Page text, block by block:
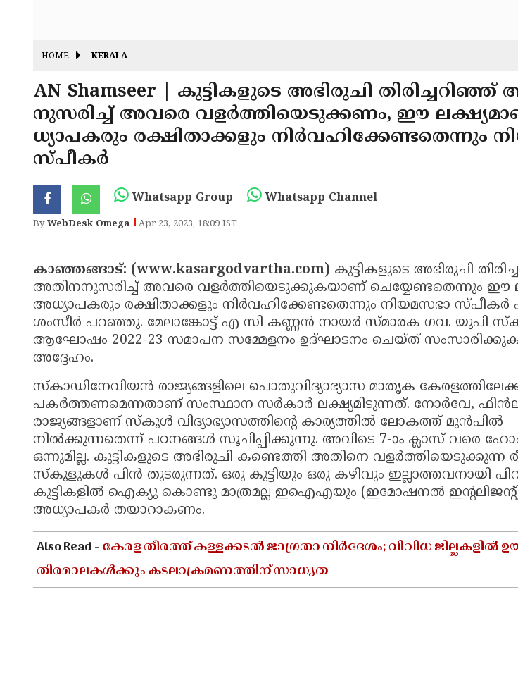
HOME KERALA
AN Shamseer | കുട്ടികളുടെ അഭിരുചി തിരിച്ചറിഞ്ഞ്
നുസരിച്ച് അവരെ വളര്‍ത്തിയെടുക്കണം, ഈ
ധ്യാപകരും രക്ഷിതാക്കളും നിര്‍വഹിക്കേണ്ടതെന്നും
സ്പീകര്‍
Whatsapp Group Whatsapp Channel
ByWebDesk Omega Apr 23, 2023, 18:09 IST
കാഞ്ഞങ്ങാട്: (www.kasargodvartha.com) കുട്ടികളുടെ അഭിരുചി
അതിനനുസരിച്ച് അവരെ വളര്‍ത്തിയെടുക്കുകയാണ് ചെയ്യേണ്ടതെന്നും ഈ
അധ്യാപകരും രക്ഷിതാക്കളും നിര്‍വഹിക്കേണ്ടതെന്നും നിയമസഭാ
ശംസീര്‍ പറഞ്ഞു. മേലാങ്കോട്ട് എ സി കണ്ണന്‍ നായര്‍ സ്മാരക ഗവ. യുപി
ആഘോഷം 2022-23 സമാപന സമ്മേളനം ഉദ്ഘാടനം ചെയ്ത്
അദ്ദേഹം.
സ്‌കാഡിനേവിയന്‍ രാജ്യങ്ങളിലെ പൊതുവിദ്യാഭ്യാസ മാതൃക
പകര്‍ത്തണമെന്നതാണ് സംസ്ഥാന സര്‍കാര്‍ ലക്ഷ്യമിടുന്നത്. നോര്‍വേ,
രാജ്യങ്ങളാണ് സ്‌കൂള്‍ വിദ്യാഭ്യാസത്തിന്റെ കാര്യത്തില്‍ ലോകത്ത് മുന്‍പില്‍
നില്‍ക്കുന്നതെന്ന് പഠനങ്ങള്‍ സൂചിപ്പിക്കുന്നു. അവിടെ 7-ാം ക്ലാസ് വരെ
ഒന്നുമില്ല. കുട്ടികളുടെ അഭിരുചി കണ്ടെത്തി അതിനെ വളര്‍ത്തിയെടുക്കുന്ന
സ്‌കൂളുകള്‍ പിന്‍ തുടരുന്നത്. ഒരു കുട്ടിയും ഒരു കഴിവും ഇല്ലാത്തവനായി
കുട്ടികളില്‍ ഐക്യു കൊണ്ടു മാത്രമല്ല ഇഐഎയും (ഇമോഷനല്‍
അധ്യാപകര്‍ തയാറാകണം.
Also Read -കേരള തീരത്ത് കള്ളക്കടൽ ജാഗ്രതാ നിർദേശം; വിവിധ ജില്ലകളിൽ
തിരമാലകൾക്കും കടലാക്രമണത്തിന് സാധ്യത